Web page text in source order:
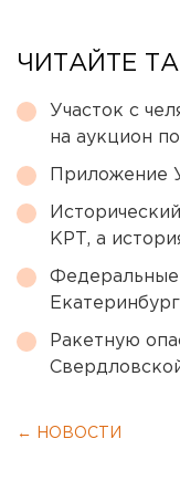
ЧИТАЙТЕ
Участок с
на аукцион
Приложение
КРТ, а
Федеральные
Ракетную
← НОВОСТИ